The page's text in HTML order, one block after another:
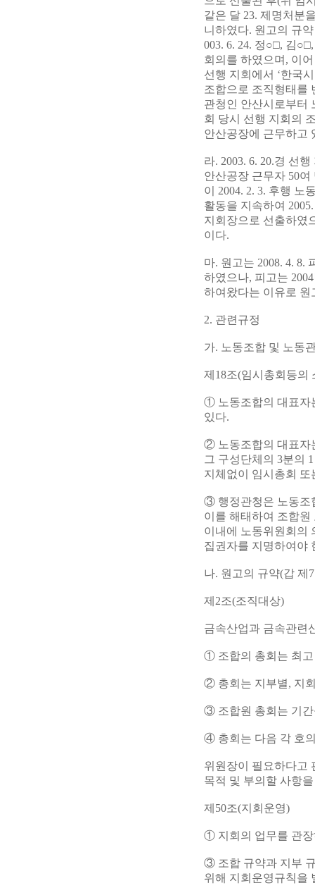
같은 달 23. 제명처분
니하였다. 원고의 규
003. 6. 24. 정○□, 김
회의를 하였으며, 이
선행 지회에서 ‘한국
조합으로 조직형태를
관청인 안산시로부터
회 당시 선행 지회의
안산공장에 근무하고
라. 2003. 6. 20.경 선
안산공장 근무자 50
이 2004. 2. 3. 후행 노
활동을 지속하여
지회장으로 선출하였
이다.
마. 원고는 2008. 4. 8.
하였으나, 피고는
하여왔다는 이유로 원
2. 관련규정
가. 노동조합 및 노동
제18조(임시총회등의
① 노동조합의 대표자
있다.
② 노동조합의 대표자
그 구성단체의 3분의
지체없이 임시총회
③ 행정관청은 노동조
이를 해태하여 조합원
이내에 노동위원회의
집권자를 지명하여야
나. 원고의 규약(갑 제
제2조(조직대상)
금속산업과 금속관련
① 조합의 총회는 최고
② 총회는 지부별, 지
③ 조합원 총회는 기간
④ 총회는 다음 각 호
위원장이 필요하다고
목적 및 부의할 사항
제50조(지회운영)
① 지회의 업무를 관장
③ 조합 규약과 지부
위해 지회운영규칙을